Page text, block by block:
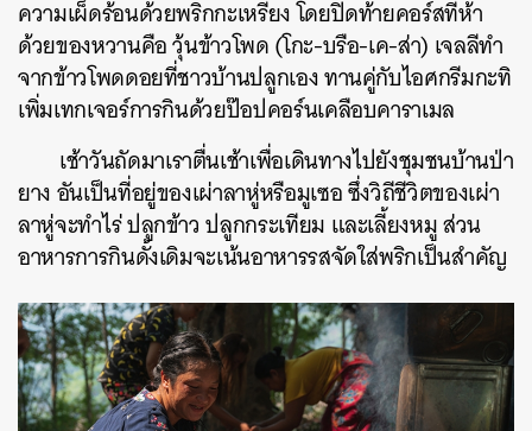
ความเผ็ดร้อนด้วยพริกกะเหรี่ยง โดยปิดท้ายคอร์สที่ห้า
ด้วยของหวานคือ วุ้นข้าวโพด (โกะ-บรือ-เค-ส่า) เจลลีทำ
จากข้าวโพดดอยที่ชาวบ้านปลูกเอง ทานคู่กับไอศกรีมกะทิ
เพิ่มเทกเจอร์การกินด้วยป๊อปคอร์นเคลือบคาราเมล
เช้าวันถัดมาเราตื่นเช้าเพื่อเดินทางไปยังชุมชนบ้านป่า
ยาง อันเป็นที่อยู่ของเผ่าลาหู่หรือมูเซอ ซึ่งวิถีชีวิตของเผ่า
ลาหู่จะทำไร่ ปลูกข้าว ปลูกกระเทียม และเลี้ยงหมู ส่วน
อาหารการกินดั้งเดิมจะเน้นอาหารรสจัดใส่พริกเป็นสำคัญ